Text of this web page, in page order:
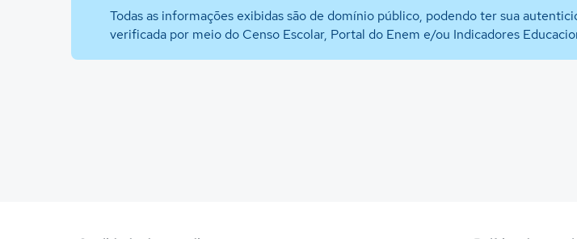
Todas as informações exibidas são de domínio público, podendo ter sua
verificada por meio do Censo Escolar, Portal do Enem e/ou Indicadores